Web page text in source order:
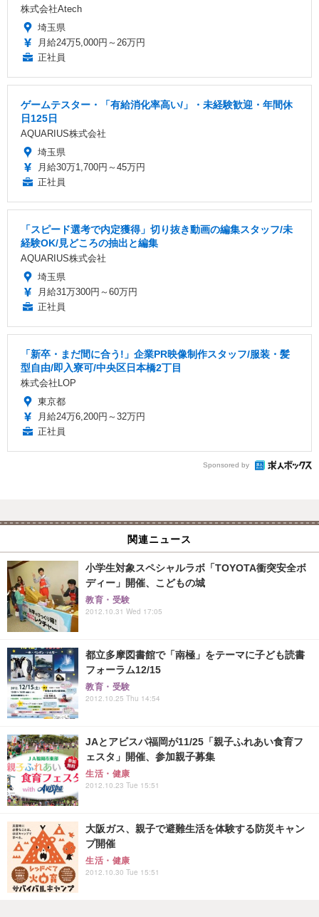
株式会社Atech
埼玉県
月給24万5,000円～26万円
正社員
ゲームテスター・「有給消化率高い/」・未経験歓迎・年間休
日125日
AQUARIUS株式会社
埼玉県
月給30万1,700円～45万円
正社員
「スピード選考で内定獲得」切り抜き動画の編集スタッフ/未
経験OK/見どころの抽出と編集
AQUARIUS株式会社
埼玉県
月給31万300円～60万円
正社員
「新卒・まだ間に合う!」企業PR映像制作スタッフ/服装・髪
型自由/即入寮可/中央区日本橋2丁目
株式会社LOP
東京都
月給24万6,200円～32万円
正社員
Sponsored by
関連ニュース
小学生対象スペシャルラボ「TOYOTA衝突安全ボ
ディー」開催、こどもの城
教育・受験
2012.10.31 Wed 17:05
都立多摩図書館で「南極」をテーマに子ども読書
フォーラム12/15
教育・受験
2012.10.25 Thu 14:54
JAとアビスパ福岡が11/25「親子ふれあい食育フ
ェスタ」開催、参加親子募集
生活・健康
2012.10.23 Tue 15:51
大阪ガス、親子で避難生活を体験する防災キャン
プ開催
生活・健康
2012.10.30 Tue 15:51